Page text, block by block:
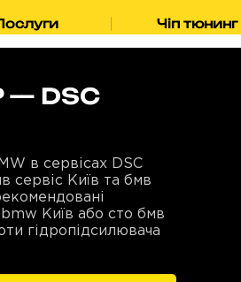
Чіп тюнинг
— DSC
в сервісах DSC
сервіс Київ та бмв
Київ або сто бмв
гідропідсилювача